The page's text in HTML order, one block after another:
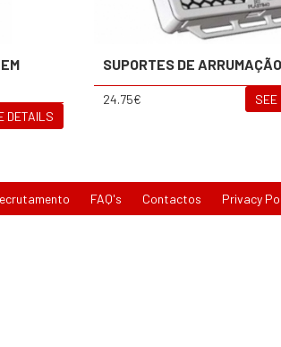
DETAILS
SUPORTES DE ARRUMAÇÃO
24.75€ SEE
FAQ's Contactos Privacy